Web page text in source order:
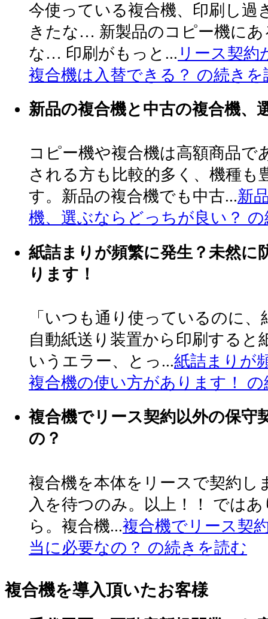
今使っている複合機、印刷し過
きたな… 新製品のコピー機に
な… 印刷がもっと... リース契約
複合機は入替できる？ の続きを
新品の複合機と中古の複合機、
コピー機や複合機は高額商品で
される方も比較的多く、機種も
す。新品の複合機でも中古...新
機、選ぶならどっちが良い？
紙詰まりが頻繁に発生？未然に
ります！
「いつも通り使っているのに
自動紙送り装置から印刷すると
いうエラー、とっ...紙詰まりが
複合機の使い方があります！
複合機でリース契約以外の保守
の？
複合機を本体をリースで契約し
入を待つのみ。以上！！ では
ら。複合機...複合機でリース契
当に必要なの？ の続きを読む
複合機を導入頂いたお客様